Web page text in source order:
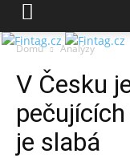
Domů Analýzy
V Česku
je slabá